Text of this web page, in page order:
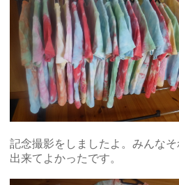
記念撮影をしましたよ。みんな
出来てよかったです。